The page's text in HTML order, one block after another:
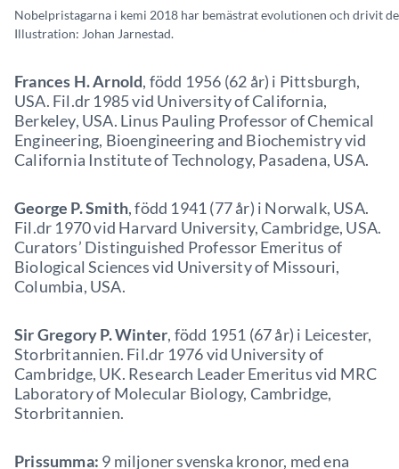
Nobelpristagarna i kemi 2018 har bemästrat evolutionen och drivit
Illustration: Johan Jarnestad.
Frances H. Arnold, född 1956 (62 år) i Pittsburgh,
USA. Fil.dr 1985 vid University of California,
Berkeley, USA. Linus Pauling Professor of Chemical
Engineering, Bioengineering and Biochemistry vid
California Institute of Technology, Pasadena, USA.
George P. Smith, född 1941 (77 år) i Norwalk, USA.
Fil.dr 1970 vid Harvard University, Cambridge, USA.
Curators’ Distinguished Professor Emeritus of
Biological Sciences vid University of Missouri,
Columbia, USA.
Sir Gregory P. Winter, född 1951 (67 år) i Leicester,
Storbritannien. Fil.dr 1976 vid University of
Cambridge, UK. Research Leader Emeritus vid MRC
Laboratory of Molecular Biology, Cambridge,
Storbritannien.
Prissumma: 9 miljoner svenska kronor, med ena